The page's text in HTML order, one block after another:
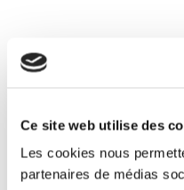
Ce site web utilise des
Les cookies nous
partenaires de médias